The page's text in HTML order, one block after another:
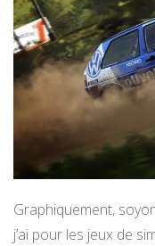
Graphiquement,
j’ai pour les jeux de